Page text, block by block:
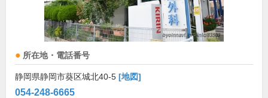
所在地・電話番号
静岡県静岡市葵区城北40-5 [地図]
054-248-6665